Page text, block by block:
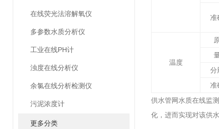
在线荧光法溶解氧仪
多参数水质分析仪
工业在线PH计
浊度在线分析仪
余氯在线分析检测仪
污泥浓度计
更多分类
准
温度
分
准
供水管网水质在线监
化，进而实现对该供